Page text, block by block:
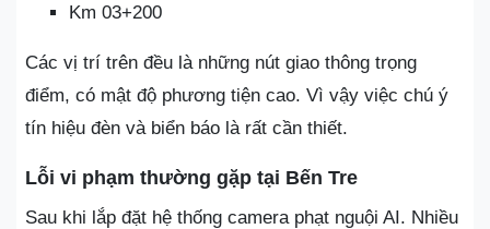
Km 03+200
Các vị trí trên đều là những nút giao thông trọng
điểm, có mật độ phương tiện cao. Vì vậy việc chú ý
tín hiệu đèn và biển báo là rất cần thiết.
Lỗi vi phạm thường gặp tại Bến Tre
Sau khi lắp đặt hệ thống camera phạt nguội AI. Nhiều